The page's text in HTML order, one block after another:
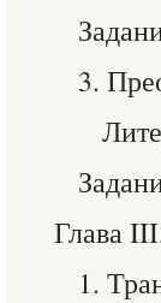
3.
Глава
1.